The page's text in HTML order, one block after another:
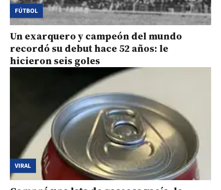
FÚTBOL
Un exarquero y campeón del mundo
recordó su debut hace 52 años: le
hicieron seis goles
VIRAL